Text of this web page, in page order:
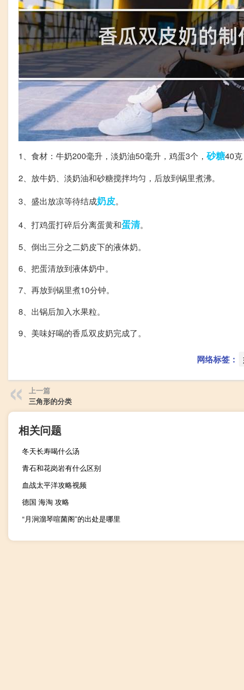
1、食材：牛奶200毫升，淡奶油50毫升，鸡蛋3个，砂糖40克
2、放牛奶、淡奶油和砂糖搅拌均匀，后放到锅里煮沸。
3、盛出放凉等待结成奶皮。
4、打鸡蛋打碎后分离蛋黄和蛋清。
5、倒出三分之二奶皮下的液体奶。
6、把蛋清放到液体奶中。
7、再放到锅里煮10分钟。
8、出锅后加入水果粒。
9、美味好喝的香瓜双皮奶完成了。
网络标签：
上一篇
三角形的分类
相关问题
冬天长寿喝什么汤
青石和花岗岩有什么区别
血战太平洋攻略视频
德国 海淘 攻略
“月涧溜琴喧菌阁”的出处是哪里